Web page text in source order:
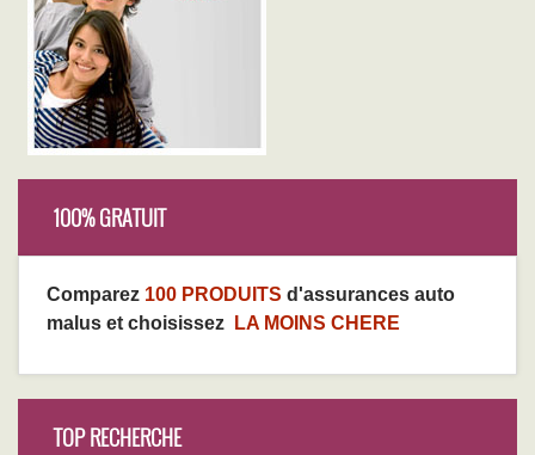
100% GRATUIT
Comparez 100 PRODUITS d'assurances auto
malus et choisissez
LA MOINS CHERE
TOP RECHERCHE